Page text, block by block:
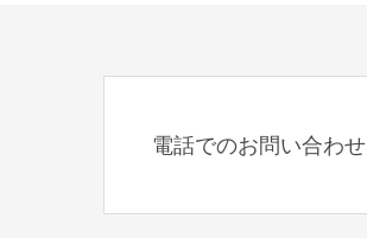
電話でのお問い合わせ